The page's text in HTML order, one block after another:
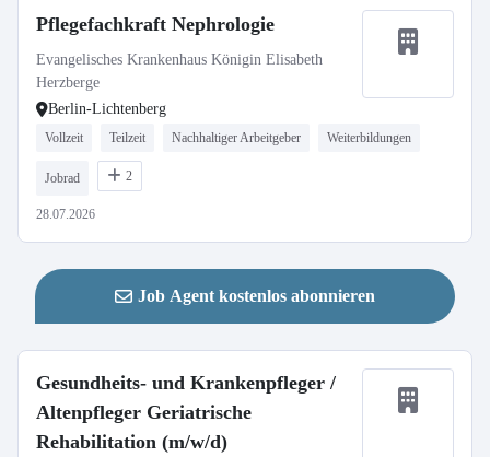
Pflegefachkraft Nephrologie
Evangelisches Krankenhaus Königin Elisabeth
Herzberge
Berlin-Lichtenberg
Vollzeit Teilzeit Nachhaltiger Arbeitgeber Weiterbildungen
Jobrad 2
28.07.2026
Job Agent kostenlos abonnieren
Gesundheits- und Krankenpfleger /
Altenpfleger Geriatrische
Rehabilitation (m/w/d)